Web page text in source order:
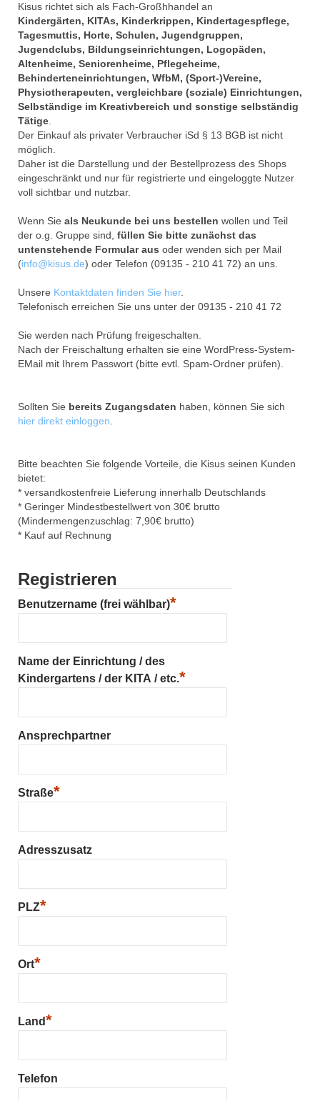
Kisus richtet sich als Fach-Großhhandel an
Kindergärten, KITAs, Kinderkrippen, Kindertagespflege,
Tagesmuttis, Horte, Schulen, Jugendgruppen,
Jugendclubs, Bildungseinrichtungen, Logopäden,
Altenheime, Seniorenheime, Pflegeheime,
Behinderteneinrichtungen, WfbM, (Sport-)Vereine,
Physiotherapeuten, vergleichbare (soziale) Einrichtungen,
Selbständige im Kreativbereich und sonstige selbständig
Tätige
Der Einkauf als privater Verbraucher iSd § 13 BGB ist nicht
möglich.
Daher ist die Darstellung und der Bestellprozess des Shops
eingeschränkt und nur für registrierte und eingeloggte Nutzer
voll sichtbar und nutzbar.
Wenn Sie als Neukunde bei uns bestellen wollen und Teil
der o.g. Gruppe sind, füllen Sie bitte zunächst das
untenstehende Formular aus oder wenden sich per Mail
(info@kisus.de) oder Telefon (09135 - 210 41 72) an uns.
Unsere Kontaktdaten finden Sie hier.
Telefonisch erreichen Sie uns unter der 09135 - 210 41 72
Sie werden nach Prüfung freigeschalten.
Nach der Freischaltung erhalten sie eine WordPress-System-
EMail mit Ihrem Passwort (bitte evtl. Spam-Ordner prüfen).
Sollten Sie bereits Zugangsdaten haben, können Sie sich
hier direkt einloggen
Bitte beachten Sie folgende Vorteile, die Kisus seinen Kunden
bietet:
* versandkostenfreie Lieferung innerhalb Deutschlands
* Geringer Mindestbestellwert von 30€ brutto
(Mindermengenzuschlag: 7,90€ brutto)
* Kauf auf Rechnung
Registrieren
Benutzername (frei wählbar)*
Name der Einrichtung / des
Kindergartens / der KITA / etc.*
Ansprechpartner
Straße*
Adresszusatz
PLZ*
Ort*
Land*
Telefon